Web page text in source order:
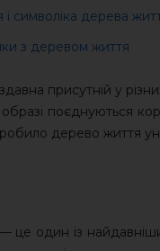
і символіка дерева
з деревом життя
присутній у
поєднуються
дерево життя
один із